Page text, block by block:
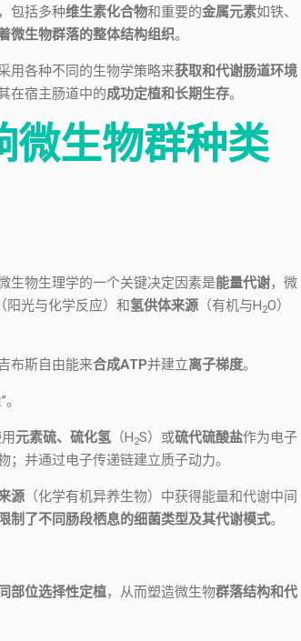
包括多种维生素化合物和重要的金属元素如铁、
微生物群落的整体结构组织。
用各种不同的生物学策略来获取和代谢肠道环境
在宿主肠道中的成功定植和长期生存。
微生物群种类
生物生理学的一个关键决定因素是能量代谢，微
（阳光与化学反应）和氢供体来源 （有机与H2O）
布斯自由能来合成ATP并建立离子梯度。
元素硫、硫化氢 （H2S）或硫代硫酸盐作为电子
并通过电子传递链建立质子动力。
源 （化学有机异养生物）中获得能量和代谢中间
制 了不同肠段栖息的细菌类型及其代谢模式。
部位选择性定植，从而塑造微生物群落结构和代